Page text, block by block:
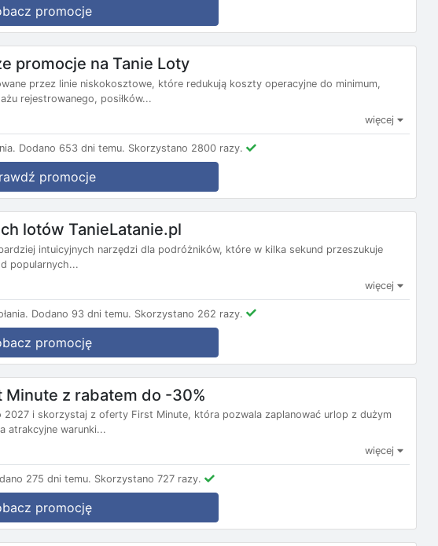
promocje
promocje na Tanie Loty
przez linie niskokosztowe, które redukują koszty operacyjne do minimum,
rejestrowanego, posiłków...
więcej
Dodano 653 dni temu. Skorzystano 2800 razy.
promocje
lotów TanieLatanie.pl
intuicyjnych narzędzi dla podróżników, które w kilka sekund przeszukuje
popularnych...
więcej
Dodano 93 dni temu. Skorzystano 262 razy.
promocję
Minute z rabatem do -30%
2027 i skorzystaj z oferty First Minute, która pozwala zaplanować urlop z dużym
atrakcyjne warunki...
więcej
275 dni temu. Skorzystano 727 razy.
promocję